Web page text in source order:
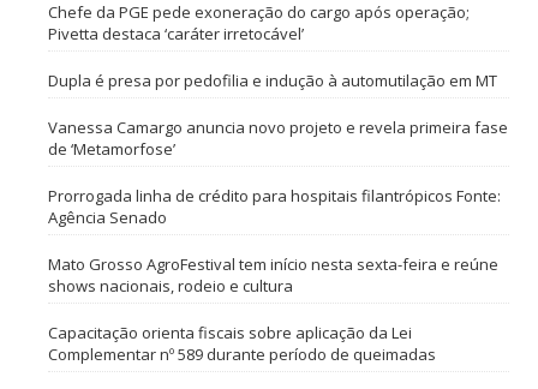
Chefe da PGE pede exoneração do cargo após operação;
Pivetta destaca ‘caráter irretocável’
Dupla é presa por pedofilia e indução à automutilação em MT
Vanessa Camargo anuncia novo projeto e revela primeira fase
de ‘Metamorfose’
Prorrogada linha de crédito para hospitais filantrópicos Fonte:
Agência Senado
Mato Grosso AgroFestival tem início nesta sexta-feira e reúne
shows nacionais, rodeio e cultura
Capacitação orienta fiscais sobre aplicação da Lei
Complementar nº 589 durante período de queimadas